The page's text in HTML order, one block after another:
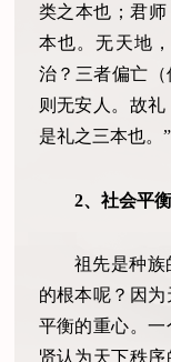
类之本也；君
本也。无天地
治？三者偏亡
则无安人。故
是礼之三本也。”
2、社会平
祖先是种族
的根本呢？因
平衡的重心。
贤认为天下秩